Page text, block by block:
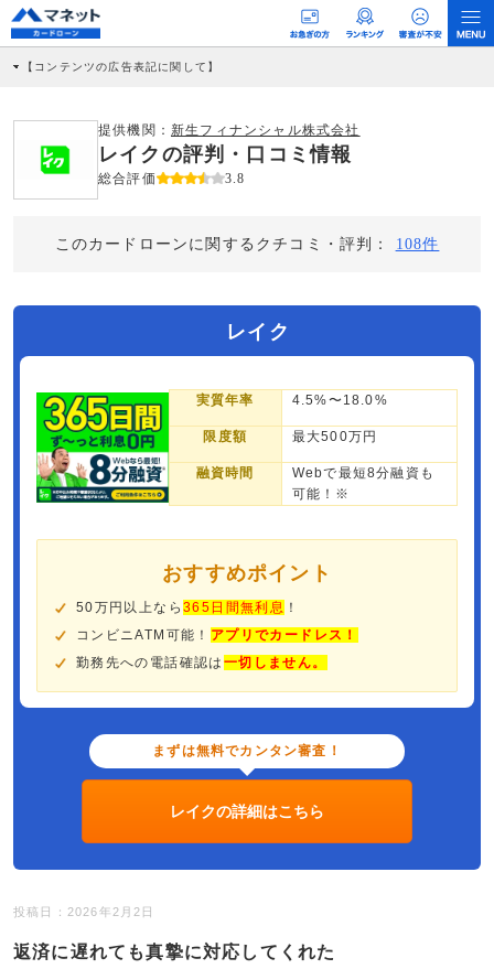
【コンテンツの広告表記に関して】
社に対して企業から紹介報酬が支払われるという収益モデルです。 ただし、特定の
商品を根拠なくPRするものではなく、当編集部の調査／ユーザーへの口コミ収集な
どに基づき、公平性を担保した情報提供を行っています。
>提携企業一覧
提供機関： 新生フィナンシャル株式会社
レイクの評判・口コミ情報
総合評価 3.8
このカードローンに関するクチコミ・評判： 108件
レイク
実質年率 4.5%〜18.0%
限度額 最大500万円
融資時間
Webで最短8分融資も
可能！※
おすすめポイント
50万円以上なら 365日間無利息 ！
コンビニATM可能！ アプリでカードレス！
勤務先への電話確認は 一切しません。
まずは無料でカンタン審査！
レイクの詳細はこちら
投稿日：2026年2月2日
返済に遅れても真摯に対応してくれた